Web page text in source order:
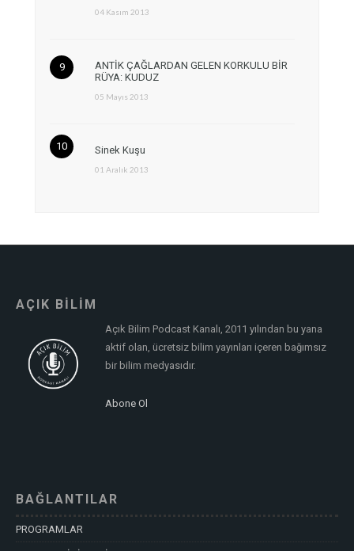
04 Kasım 2013
ANTİK ÇAĞLARDAN GELEN KORKULU BİR
RÜYA: KUDUZ
05 Mayıs 2013
Sinek Kuşu
01 Aralık 2013
AÇIK BİLİM
Açık Bilim Podcast Kanalı, 2011 yılından bu yana
aktif olan, ücretsiz bilim yayınları içeren bağımsız
bir bilim medyasıdır.
Abone Ol
BAĞLANTILAR
PROGRAMLAR